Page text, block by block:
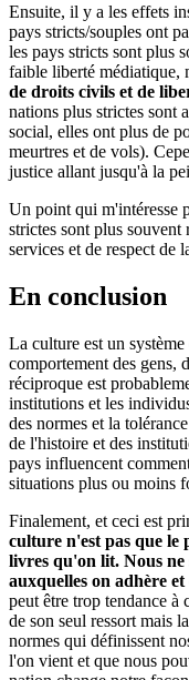
Ensuite, il y a les effets
pays stricts/souples ont
les pays stricts sont plus
faible liberté médiatique,
de droits civils et de
nations plus strictes sont
social, elles ont plus de
meurtres et de vols).
justice allant jusqu'à la
Un point qui m'intéresse
strictes sont plus souvent
services et de respect de
En conclusion
La culture est un
comportement des gens,
réciproque est
institutions et les
des normes et la
de l'histoire et des
pays influencent
situations plus ou moins
Finalement, et ceci est
culture n'est pas que le
livres qu'on lit. Nous ne
auxquelles on adhère
peut être trop tendance
de son seul ressort mais
normes qui définissent
l'on vient et que nous